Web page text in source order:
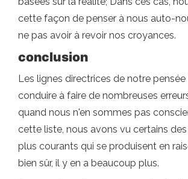
cette façon de penser à nous auto-
ne pas avoir à revoir nos croyances.
conclusion
Les lignes directrices de notre
conduire à faire de nombreuses
quand nous n'en sommes pas
cette liste, nous avons vu certains
plus courants qui se produisent en
bien sûr, il y en a beaucoup plus.